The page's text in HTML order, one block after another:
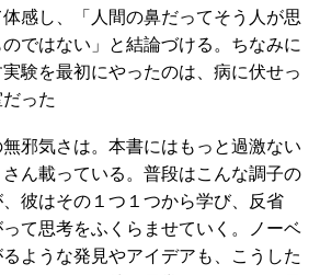
感し、「人間の鼻だってそう人が思
ではない」と結論づける。ちなみに
験を最初にやったのは、病に伏せっ
った
邪気さは。本書にはもっと過激ない
ん載っている。普段はこんな調子の
彼はその１つ１つから学び、反省
て思考をふくらませていく。ノーベ
ような発見やアイデアも、こうした